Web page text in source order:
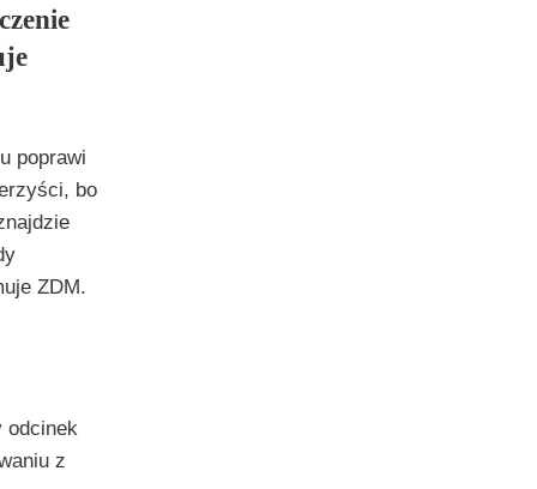
poprawi
bo
ZDM.
odcinek
z